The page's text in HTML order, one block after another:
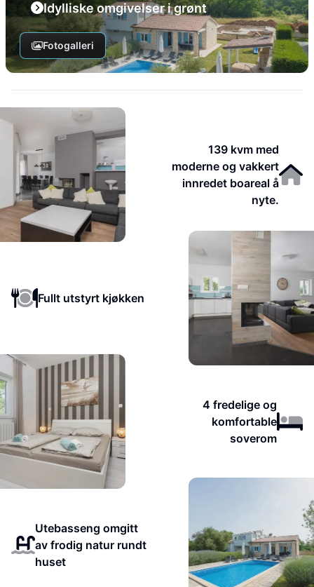
Idylliske omgivelser i grønt
Fotogalleri
139 kvm med
moderne og vakkert
innredet boareal å
nyte.
Fullt utstyrt kjøkken
4 fredelige og
komfortable
soverom
Utebasseng omgitt
av frodig natur rundt
huset